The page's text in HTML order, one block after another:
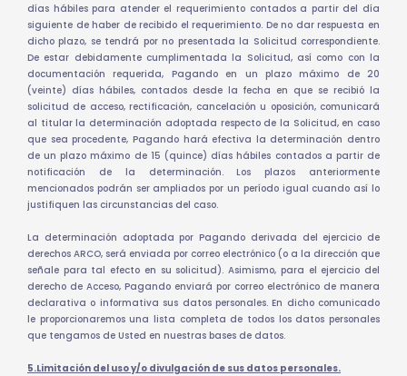
días hábiles para atender el requerimiento contados a partir del día
siguiente de haber de recibido el requerimiento. De no dar respuesta en
dicho plazo, se tendrá por no presentada la Solicitud correspondiente.
De estar debidamente cumplimentada la Solicitud, así como con la
documentación requerida, Pagando en un plazo máximo de 20
(veinte) días hábiles, contados desde la fecha en que se recibió la
solicitud de acceso, rectificación, cancelación u oposición, comunicará
al titular la determinación adoptada respecto de la Solicitud, en caso
que sea procedente, Pagando hará efectiva la determinación dentro
de un plazo máximo de 15 (quince) días hábiles contados a partir de
notificación de la determinación. Los plazos anteriormente
mencionados podrán ser ampliados por un período igual cuando así lo
justifiquen las circunstancias del caso.
La determinación adoptada por Pagando derivada del ejercicio de
derechos ARCO, será enviada por correo electrónico (o a la dirección que
señale para tal efecto en su solicitud). Asimismo, para el ejercicio del
derecho de Acceso, Pagando enviará por correo electrónico de manera
declarativa o informativa sus datos personales. En dicho comunicado
le proporcionaremos una lista completa de todos los datos personales
que tengamos de Usted en nuestras bases de datos.
5.Limitación del uso y/o divulgación de sus datos personales.